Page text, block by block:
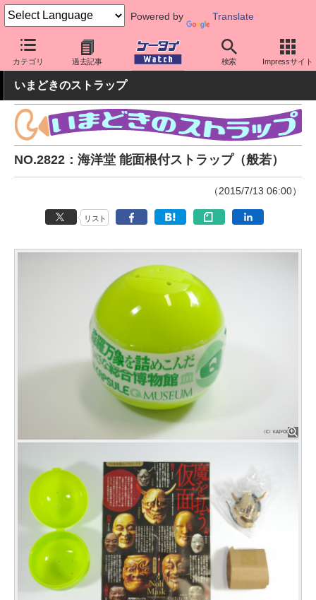
Powered by Translate
カテゴリ 過去記事 検索 Impressサイト
ケータイ Watch 周辺機器/アクセサリー その他
いまどきのストラップ
NO.2822：海洋堂 能面根付ストラップ（般若）
（2015/7/13 06:00）
リスト